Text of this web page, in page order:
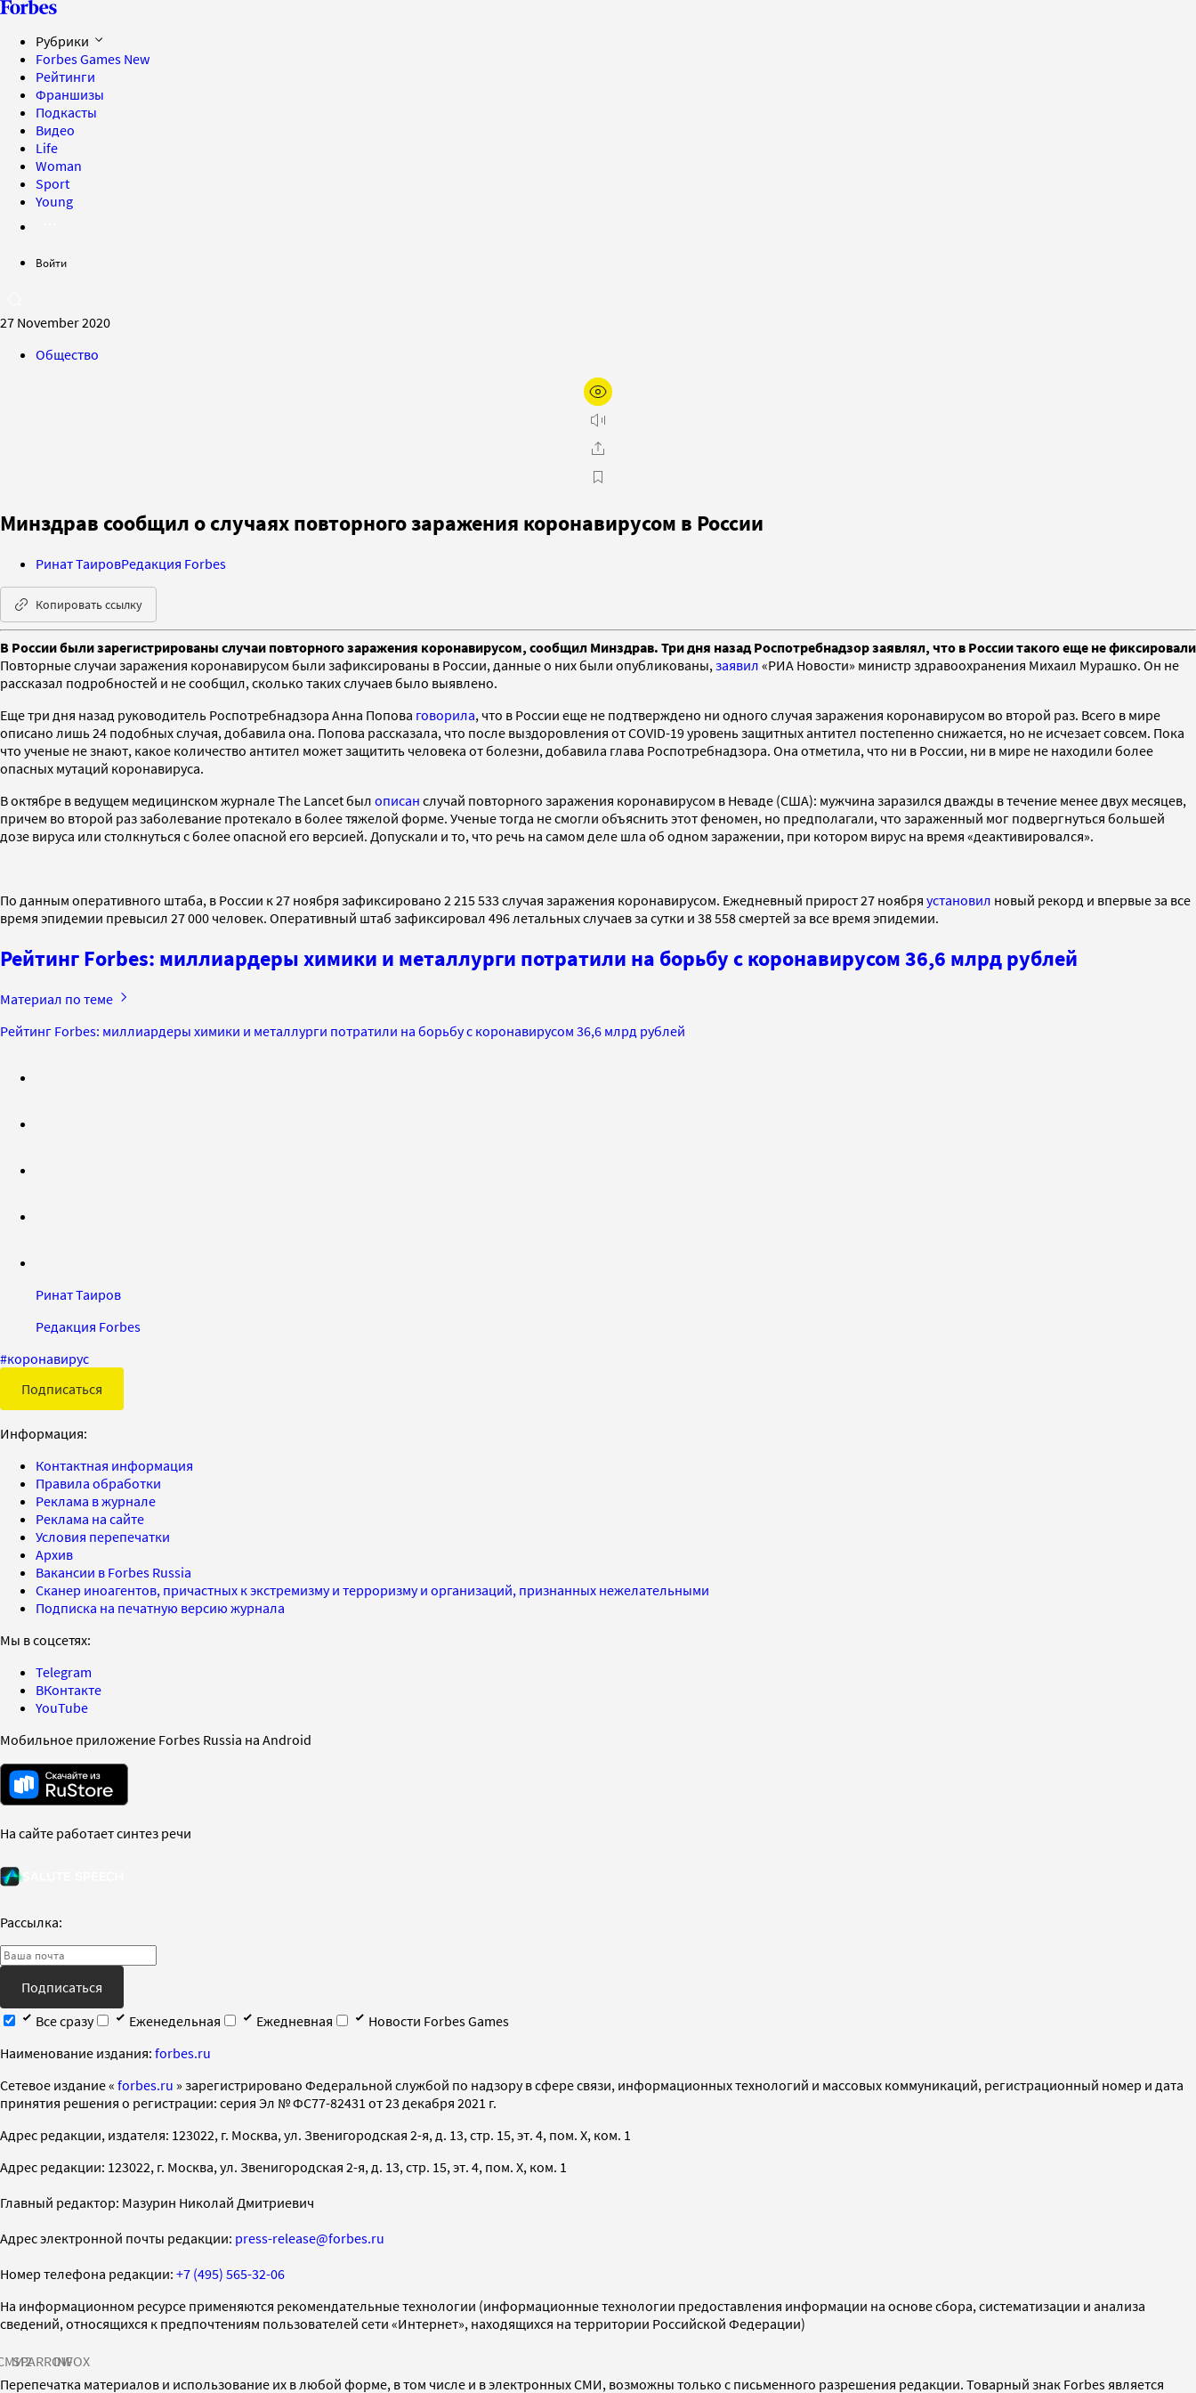
Рубрики
Forbes Games New
Рейтинги
Франшизы
Подкасты
Видео
Life
Woman
Sport
Young
Войти
27 November 2020
Общество
Минздрав сообщил о случаях повторного заражения коронавирусом в России
Ринат ТаировРедакция Forbes
Копировать ссылку
В России были зарегистрированы случаи повторного заражения коронавирусом, сообщил Минздрав. Три дня назад Роспотребнадзор заявлял, что в России такого еще не фиксировали
Повторные случаи заражения коронавирусом были зафиксированы в России, данные о них были опубликованы, заявил «РИА Новости» министр здравоохранения Михаил Мурашко. Он не
рассказал подробностей и не сообщил, сколько таких случаев было выявлено.
Еще три дня назад руководитель Роспотребнадзора Анна Попова говорила, что в России еще не подтверждено ни одного случая заражения коронавирусом во второй раз. Всего в мире
описано лишь 24 подобных случая, добавила она. Попова рассказала, что после выздоровления от COVID-19 уровень защитных антител постепенно снижается, но не исчезает совсем. Пока
что ученые не знают, какое количество антител может защитить человека от болезни, добавила глава Роспотребнадзора. Она отметила, что ни в России, ни в мире не находили более
опасных мутаций коронавируса.
В октябре в ведущем медицинском журнале The Lancet был описан случай повторного заражения коронавирусом в Неваде (США): мужчина заразился дважды в течение менее двух месяцев,
причем во второй раз заболевание протекало в более тяжелой форме. Ученые тогда не смогли объяснить этот феномен, но предполагали, что зараженный мог подвергнуться большей
дозе вируса или столкнуться с более опасной его версией. Допускали и то, что речь на самом деле шла об одном заражении, при котором вирус на время «деактивировался».
По данным оперативного штаба, в России к 27 ноября зафиксировано 2 215 533 случая заражения коронавирусом. Ежедневный прирост 27 ноября установил новый рекорд и впервые за все
время эпидемии превысил 27 000 человек. Оперативный штаб зафиксировал 496 летальных случаев за сутки и 38 558 смертей за все время эпидемии.
Рейтинг Forbes: миллиардеры химики и металлурги потратили на борьбу с коронавирусом 36,6 млрд рублей
Материал по теме
Рейтинг Forbes: миллиардеры химики и металлурги потратили на борьбу с коронавирусом 36,6 млрд рублей
Ринат Таиров
Редакция Forbes
#коронавирус
Подписаться
Информация:
Контактная информация
Правила обработки
Реклама в журнале
Реклама на сайте
Условия перепечатки
Архив
Вакансии в Forbes Russia
Сканер иноагентов, причастных к экстремизму и терроризму и организаций, признанных нежелательными
Подписка на печатную версию журнала
Мы в соцсетях:
Telegram
ВКонтакте
YouTube
Мобильное приложение Forbes Russia на Android
На сайте работает синтез речи
Рассылка:
Подписаться
Все сразу
Еженедельная Ежедневная
Новости Forbes Games
Наименование издания: forbes.ru
Cетевое издание « forbes.ru » зарегистрировано Федеральной службой по надзору в сфере связи, информационных технологий и массовых коммуникаций, регистрационный номер и дата
принятия решения о регистрации: серия Эл № ФС77-82431 от 23 декабря 2021 г.
Адрес редакции, издателя: 123022, г. Москва, ул. Звенигородская 2-я, д. 13, стр. 15, эт. 4, пом. X, ком. 1
Адрес редакции: 123022, г. Москва, ул. Звенигородская 2-я, д. 13, стр. 15, эт. 4, пом. X, ком. 1
Главный редактор: Мазурин Николай Дмитриевич
Адрес электронной почты редакции: press-release@forbes.ru
Номер телефона редакции: +7 (495) 565-32-06
На информационном ресурсе применяются рекомендательные технологии (информационные технологии предоставления информации на основе сбора, систематизации и анализа
сведений, относящихся к предпочтениям пользователей сети «Интернет», находящихся на территории Российской Федерации)
SPARROWINFOX
Перепечатка материалов и использование их в любой форме, в том числе и в электронных СМИ, возможны только с письменного разрешения редакции. Товарный знак Forbes является